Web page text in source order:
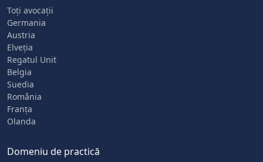
Toți avocații
Germania
Austria
Elveția
Regatul Unit
Belgia
Suedia
România
Franța
Olanda
Domeniu de practică